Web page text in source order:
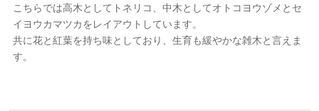
こちらでは高木としてトネリコ、中木としてオトコヨウゾメとセ
イヨウカマツカをレイアウトしています。
共に花と紅葉を持ち味としており、生育も緩やかな雑木と言えま
す。